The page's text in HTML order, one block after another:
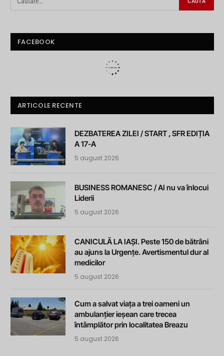
FACEBOOK
ARTICOLE RECENTE
DEZBATEREA ZILEI / START , SFR EDIȚIA
A 17-A
5 august 2026
BUSINESS ROMANESC / AI nu va înlocui
Liderii
5 august 2026
CANICULĂ LA IAȘI. Peste 150 de bătrâni
au ajuns la Urgențe. Avertismentul dur al
medicilor
5 august 2026
Cum a salvat viața a trei oameni un
ambulanțier ieșean care trecea
întâmplător prin localitatea Breazu
5 august 2026